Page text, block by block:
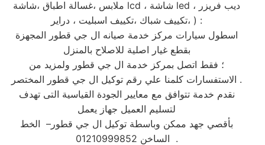
ملابس ،غسالة اطباق ،شاشة lcd ، شاشة led ، ديب فريزر
،تكييف شباك ،تكييف اسبليت ، دراير ) :
اسطول سيارات مركز خدمة صيانه ال جي قطور المجهزة
بقطع غيار اصلية للاصلاح بالمنزل
؛ فقط اتصل بمركز خدمة ال جي قطور ولمزيد من
الاستفسارات كلمنا علي رقم توكيل ال جي قطور المختصر .
نقدم خدمة تتوافق مع معايير الجودة القياسية التى تهدف
لتسليم العميل جهاز يعمل
بأقصي جهد ممكن وباسطة توكيل ال جي قطور– الخط
الساخن 01210999852 .